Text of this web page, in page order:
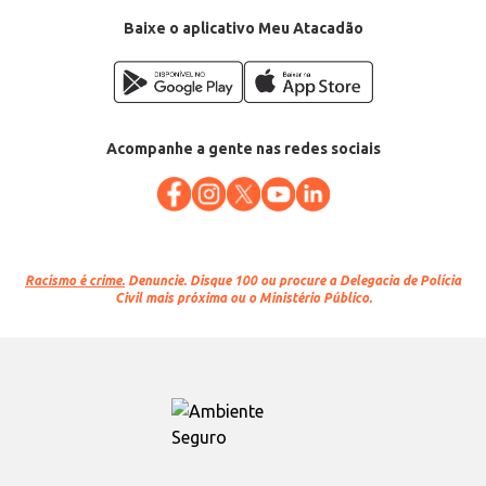
Baixe o aplicativo Meu Atacadão
Acompanhe a gente nas redes sociais
Racismo é crime. Denuncie. Disque 100 ou procure a Delegacia de Polícia
Civil mais próxima ou o Ministério Público.